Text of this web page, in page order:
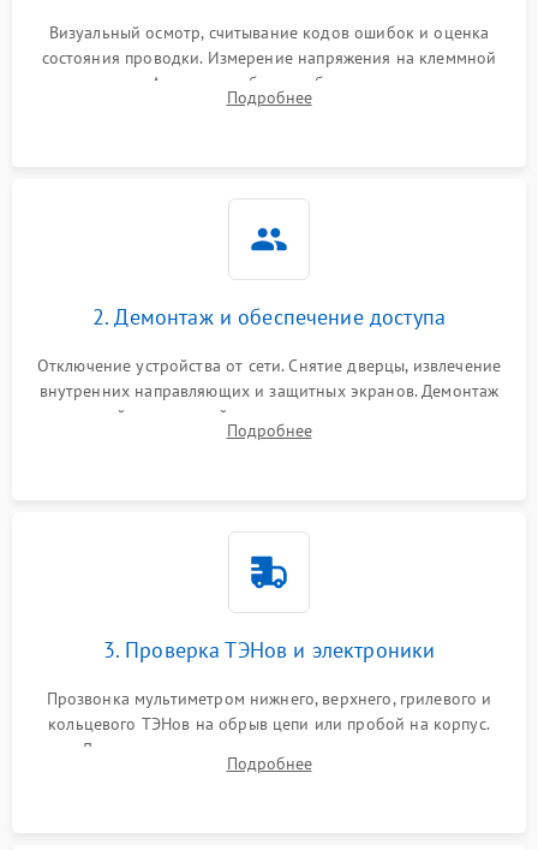
Визуальный осмотр, считывание кодов ошибок и оценка
состояния проводки. Измерение напряжения на клеммной
колодке. Анализ жалоб на проблемы с нагревом,
конвекцией, панелью управления или блокировкой дверцы.
Подробнее
2. Демонтаж и обеспечение доступа
Отключение устройства от сети. Снятие дверцы, извлечение
внутренних направляющих и защитных экранов. Демонтаж
задней или верхней панели для прямого доступа к
нагревательным элементам, плате и вентиляторам.
Подробнее
3. Проверка ТЭНов и электроники
Прозвонка мультиметром нижнего, верхнего, грилевого и
кольцевого ТЭНов на обрыв цепи или пробой на корпус.
Диагностика термостата, датчиков температуры,
переключателя режимов и мотора конвекции.
Подробнее